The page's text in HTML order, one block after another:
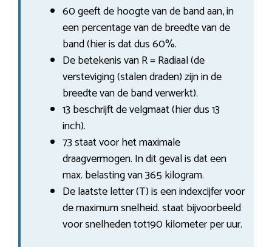
60 geeft de hoogte van de band aan, in
een percentage van de breedte van de
band (hier is dat dus 60%.
De betekenis van R = Radiaal (de
versteviging (stalen draden) zijn in de
breedte van de band verwerkt).
13 beschrijft de velgmaat (hier dus 13
inch).
73 staat voor het maximale
draagvermogen. In dit geval is dat een
max. belasting van 365 kilogram.
De laatste letter (T) is een indexcijfer voor
de maximum snelheid. staat bijvoorbeeld
voor snelheden tot190 kilometer per uur.